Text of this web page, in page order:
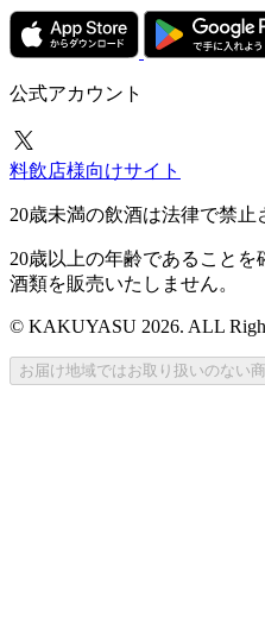
公式アカウント
料飲店様向けサイト
20歳未満の飲酒は法律で禁止
20歳以上の年齢であることを
酒類を販売いたしません。
© KAKUYASU 2026. ALL
お届け地域ではお取り扱いのない